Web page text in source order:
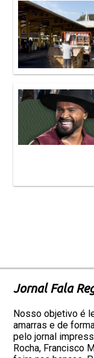
Jornal Fala
Nosso objetivo é
amarras e de
pelo jornal
Rocha, Francisco